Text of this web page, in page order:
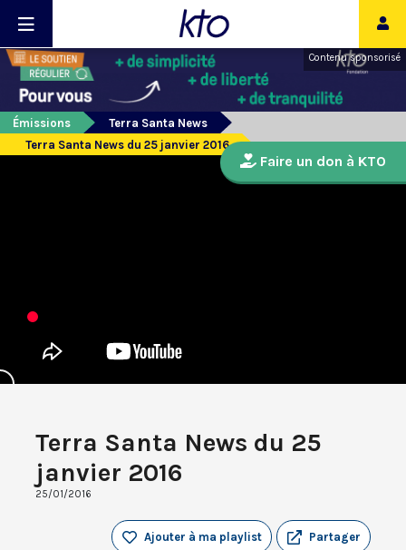
Contenu sponsorisé
Émissions
Terra Santa News
Terra Santa News du 25 janvier 2016
Terra Santa News du 25
janvier 2016
25/01/2016
Partager
Ajouter à ma playlist
Faire un don à KTO